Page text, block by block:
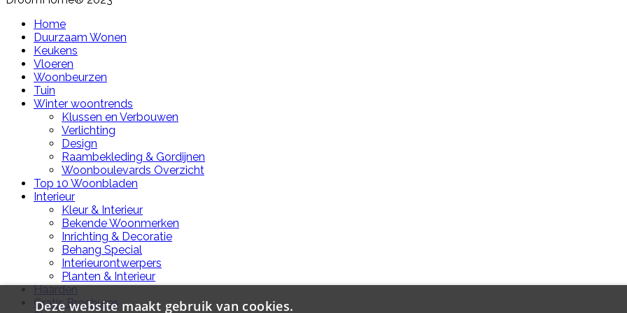
Home
Duurzaam Wonen
Keukens
Vloeren
Woonbeurzen
Tuin
Winter woontrends
Klussen en Verbouwen
Verlichting
Design
Raambekleding & Gordijnen
Woonboulevards Overzicht
Top 10 Woonbladen
Interieur
Kleur & Interieur
Bekende Woonmerken
Inrichting & Decoratie
Behang Special
Interieurontwerpers
Planten & Interieur
Haarden
Gratis Brochures
Deze website maakt gebruik van cookies.